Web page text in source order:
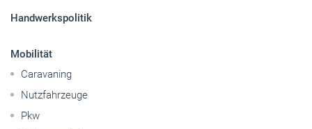
Handwerkspolitik
Mobilität
Caravaning
Nutzfahrzeuge
Pkw